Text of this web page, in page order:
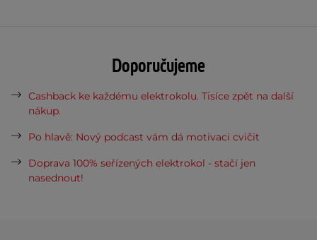
Doporučujeme
Cashback ke každému elektrokolu. Tisíce zpět na další
nákup.
Po hlavě: Nový podcast vám dá motivaci cvičit
Doprava 100% seřízených elektrokol - stačí jen
nasednout!